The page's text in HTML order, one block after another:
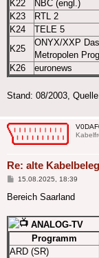
K22
NBC (engl.)
K23
RTL 2
K24
TELE 5
K25
ONYX/XXP Das
Metropolen
K26
euronews
Stand: 08/2003,
Re: alte
Beitrag
15.08.2025, 18:39
Bereich Saarland
ANALOG-TV
Programm
ARD (SR)